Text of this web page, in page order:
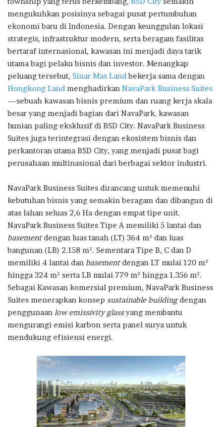
b
o
o
k
te
r
s
A
p
p
g
ra
m
e
mengukuhkan posisinya sebagai pusat pertumbuhan
ekonomi baru di Indonesia. Dengan keunggulan lokasi
strategis, infrastruktur modern, serta beragam fasilitas
bertaraf internasional, kawasan ini menjadi daya tarik
utama bagi pelaku bisnis dan investor. Menangkap
peluang tersebut, Sinar Mas Landbekerja sama dengan
Hongkong Land menghadirkan NavaPark Business Suites
—sebuah kawasan bisnis premium dan ruang kerja skala
besar yang menjadi bagian dari NavaPark, kawasan
hunian paling eksklusif di BSD City. NavaPark Business
Suites juga terintegrasi dengan ekosistem bisnis dan
perkantoran utama BSD City, yang menjadi pusat bagi
perusahaan multinasional dari berbagai sektor industri.
NavaPark Business Suites dirancang untuk memenuhi
kebutuhan bisnis yang semakin beragam dan dibangun di
atas lahan seluas 2,6 Ha dengan empat tipe unit.
NavaPark Business Suites Tipe A memiliki 5 lantai dan
basement dengan luas tanah (LT) 364 m² dan luas
bangunan (LB) 2.158 m². Sementara Tipe B, C dan D
memiliki 4 lantai dan basementdengan LT mulai 120 m²
hingga 324 m² serta LB mulai 779 m² hingga 1.356 m².
Sebagai Kawasan komersial premium, NavaPark Business
Suites menerapkan konsep sustainable buildingdengan
penggunaan low emissivity glassyang membantu
mengurangi emisi karbon serta panel surya untuk
mendukung efisiensi energi.